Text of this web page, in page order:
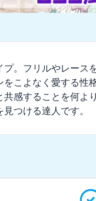
。フリルやレー
こよなく愛する
感することを何よ
つける達人です。